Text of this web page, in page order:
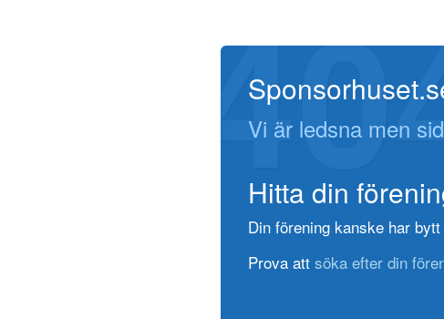
Vi är ledsna men
Hitta din
Din förening kanske har
Prova att söka efter din